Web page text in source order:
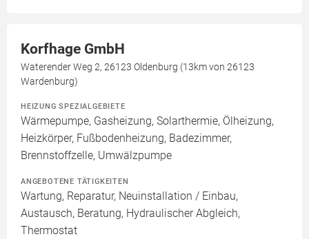
Korfhage GmbH
Waterender Weg 2, 26123 Oldenburg (13km von 26123
Wardenburg)
HEIZUNG SPEZIALGEBIETE
Wärmepumpe, Gasheizung, Solarthermie, Ölheizung,
Heizkörper, Fußbodenheizung, Badezimmer,
Brennstoffzelle, Umwälzpumpe
ANGEBOTENE TÄTIGKEITEN
Wartung, Reparatur, Neuinstallation / Einbau,
Austausch, Beratung, Hydraulischer Abgleich,
Thermostat